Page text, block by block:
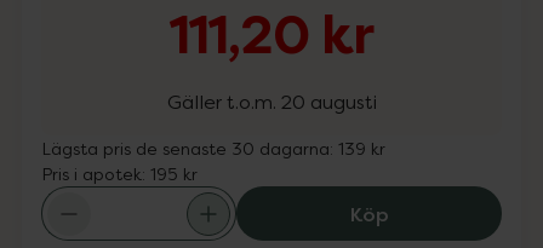
111,20 kr
Gäller t.o.m. 20 augusti
Lägsta pris de senaste 30 dagarna: 139 kr
Pris i apotek: 195 kr
KöpIda Warg